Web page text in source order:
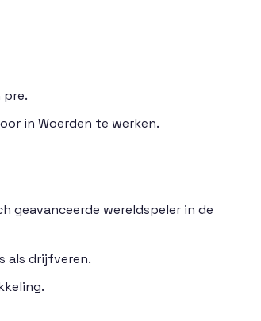
pre.
in Woerden te werken.
geavanceerde wereldspeler in de
als drijfveren.